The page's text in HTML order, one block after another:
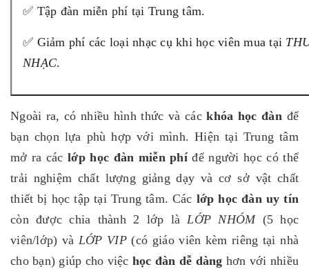
✅ Tập đàn miễn phí tại Trung tâm.
✅ Giảm phí các loại nhạc cụ khi học viên mua tại
NHẠC.
Ngoài ra, có nhiều hình thức và cáckhóa học đànđể
bạn chọn lựa phù hợp với mình. Hiện tại Trung tâm
mở ra cáclớp học đàn miễn phíđể người học có thể
trải nghiệm chất lượng giảng dạy và cơ sở vật chất
thiết bị học tập tại Trung tâm. Các lớp học đàn uy tín
còn được chia thành 2 lớp làLỚP NHÓM(5 học
viên/lớp) và LỚP VIP(có giáo viên kèm riêng tại nhà
cho bạn) giúp cho việc học đàn dễ dàng hơn với nhiều